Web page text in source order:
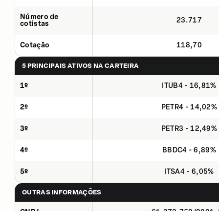
Número de
cotistas
23.717
Cotação 118,70
5 PRINCIPAIS ATIVOS NA CARTEIRA
1º ITUB4 - 16,81%
2º PETR4 - 14,02%
3º PETR3 - 12,49%
4º BBDC4 - 6,89%
5º ITSA4 - 6,05%
OUTRAS INFORMAÇÕES